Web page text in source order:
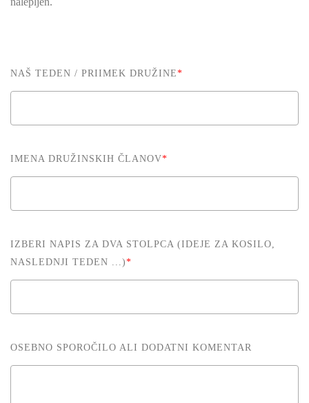
NAŠ TEDEN / PRIIMEK DRUŽINE*
IMENA DRUŽINSKIH ČLANOV*
IZBERI NAPIS ZA DVA STOLPCA (IDEJE ZA KOSILO,
NASLEDNJI TEDEN ...)*
OSEBNO SPOROČILO ALI DODATNI KOMENTAR